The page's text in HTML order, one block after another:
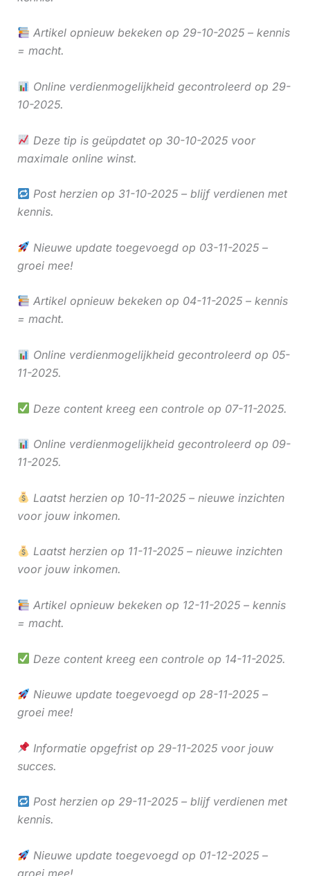
Artikel opnieuw bekeken op 29-10-2025 – kennis
= macht.
Online verdienmogelijkheid gecontroleerd op 29-
10-2025.
Deze tip is geüpdatet op 30-10-2025 voor
maximale online winst.
Post herzien op 31-10-2025 – blijf verdienen met
kennis.
Nieuwe update toegevoegd op 03-11-2025 –
groei mee!
Artikel opnieuw bekeken op 04-11-2025 – kennis
= macht.
Online verdienmogelijkheid gecontroleerd op 05-
11-2025.
Deze content kreeg een controle op 07-11-2025.
Online verdienmogelijkheid gecontroleerd op 09-
11-2025.
Laatst herzien op 10-11-2025 – nieuwe inzichten
voor jouw inkomen.
Laatst herzien op 11-11-2025 – nieuwe inzichten
voor jouw inkomen.
Artikel opnieuw bekeken op 12-11-2025 – kennis
= macht.
Deze content kreeg een controle op 14-11-2025.
Nieuwe update toegevoegd op 28-11-2025 –
groei mee!
Informatie opgefrist op 29-11-2025 voor jouw
succes.
Post herzien op 29-11-2025 – blijf verdienen met
kennis.
Nieuwe update toegevoegd op 01-12-2025 –
groei mee!